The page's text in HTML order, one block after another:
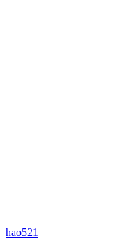
hao521